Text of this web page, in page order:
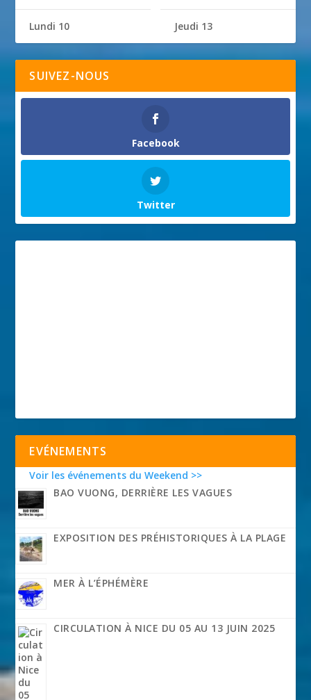
Lundi 10 Jeudi 13
SUIVEZ-NOUS
Facebook
Twitter
EVÉNEMENTS
Voir les événements du Weekend >>
BAO VUONG, DERRIÈRE LES VAGUES
EXPOSITION DES PRÉHISTORIQUES À LA PLAGE
MER À L’ÉPHÉMÈRE
CIRCULATION À NICE DU 05 AU 13 JUIN 2025